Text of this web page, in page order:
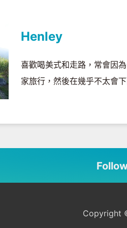
Henley
喜歡喝美式和走路，常會因
家旅行，然後在幾乎不太會
Copyright